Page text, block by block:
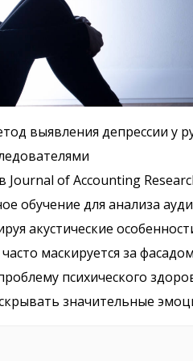
выявления депрессии у
of Accounting
обучение для анализа
акустические
маскируется за
психического
значительные